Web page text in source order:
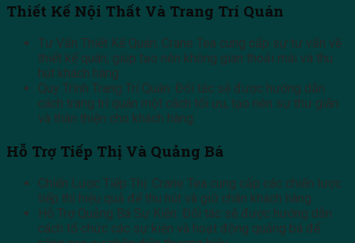
Thiết Kế Nội Thất Và Trang Trí Quán
Tư Vấn Thiết Kế Quán: Crane Tea cung cấp sự tư vấn về
thiết kế quán, giúp tạo nên không gian thoải mái và thu
hút khách hàng.
Quy Trình Trang Trí Quán: Đối tác sẽ được hướng dẫn
cách trang trí quán một cách tối ưu, tạo nên sự thư giãn
và thân thiện cho khách hàng.
Hỗ Trợ Tiếp Thị Và Quảng Bá
Chiến Lược Tiếp Thị: Crane Tea cung cấp các chiến lược
tiếp thị hiệu quả để thu hút và giữ chân khách hàng.
Hỗ Trợ Quảng Bá Sự Kiện: Đối tác sẽ được hướng dẫn
cách tổ chức các sự kiện và hoạt động quảng bá để